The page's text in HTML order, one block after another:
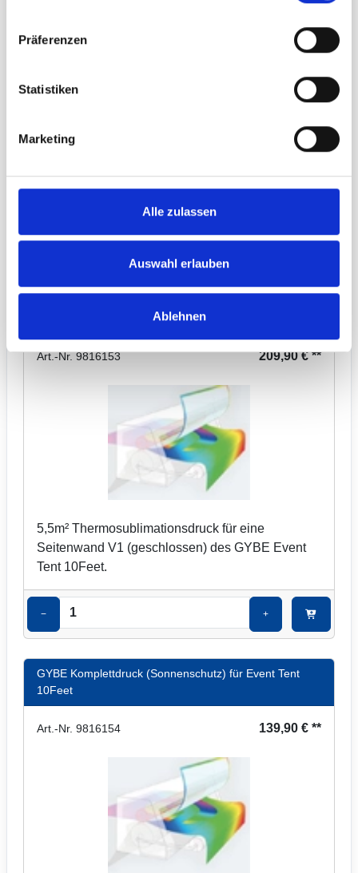
Präferenzen
Statistiken
Marketing
Alle zulassen
Auswahl erlauben
Ablehnen
10,5m² Thermosublimationsdruck für die Säulen
− +
Art.-Nr. 9816153 209,90 € **
5,5m² Thermosublimationsdruck für eine
Seitenwand V1 (geschlossen) des GYBE Event
Tent 10Feet.
− +
GYBE Komplettdruck (Sonnenschutz) für Event Tent
10Feet
Art.-Nr. 9816154 139,90 € **